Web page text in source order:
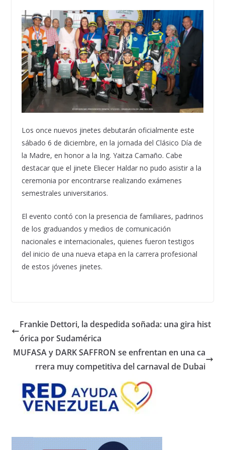
Los once nuevos jinetes debutarán oficialmente este
sábado 6 de diciembre, en la jornada del Clásico Día de
la Madre, en honor a la Ing. Yaitza Camaño. Cabe
destacar que el jinete Eliecer Haldar no pudo asistir a la
ceremonia por encontrarse realizando exámenes
semestrales universitarios.
El evento contó con la presencia de familiares, padrinos
de los graduandos y medios de comunicación
nacionales e internacionales, quienes fueron testigos
del inicio de una nueva etapa en la carrera profesional
de estos jóvenes jinetes.
Frankie Dettori, la despedida soñada: una gira hist
órica por Sudamérica
MUFASA y DARK SAFFRON se enfrentan en una ca
rrera muy competitiva del carnaval de Dubai